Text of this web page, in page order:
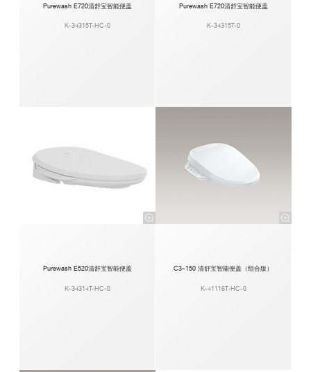
Purewash E720清舒宝智能便盖
K-34315T-HC-0
Purewash E720清舒宝智能便盖
K-34315T-0
Purewash E520清舒宝智能便盖
K-34314T-HC-0
C3–150 清舒宝智能便盖（组合版）
K-41116T-HC-0